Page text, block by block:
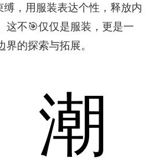
缚，用服装表达个性，释放内
这不🎯仅仅是服装，更是一
的探索与拓展。
潮